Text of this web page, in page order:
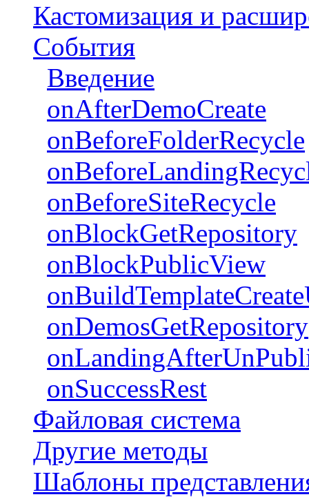
Кастомизация и
События
Введение
onAfterDemoCreate
onBeforeFolderRecycle
onBeforeSiteRecycle
onBlockGetRepository
onBlockPublicView
onDemosGetRepository
onSuccessRest
Файловая система
Другие методы
Шаблоны